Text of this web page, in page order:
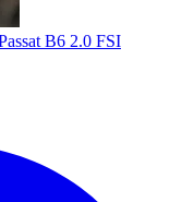
B6 2.0 FSI